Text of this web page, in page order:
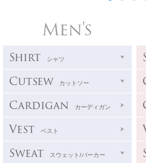
Men's
Shirt シャツ
Cutsew カットソー
Cardigan カーディガン
Vest ベスト
Sweat スウェット/パーカー